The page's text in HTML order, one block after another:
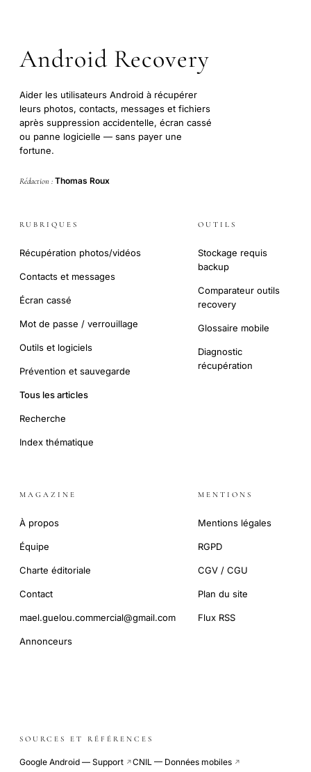
Android Recovery
Aider les utilisateurs Android à récupérer
leurs photos, contacts, messages et fichiers
après suppression accidentelle, écran cassé
ou panne logicielle — sans payer une
fortune.
Rédaction : Thomas Roux
RUBRIQUES
Récupération photos/vidéos
Contacts et messages
Écran cassé
Mot de passe / verrouillage
Outils et logiciels
Prévention et sauvegarde
Tous les articles
Recherche
Index thématique
OUTILS
Stockage requis
backup
Comparateur outils
recovery
Glossaire mobile
Diagnostic
récupération
MAGAZINE
À propos
Équipe
Charte éditoriale
Contact
mael.guelou.commercial@gmail.com
Annonceurs
MENTIONS
Mentions légales
RGPD
CGV / CGU
Plan du site
Flux RSS
SOURCES ET RÉFÉRENCES
Google Android — Support ↗CNIL — Données mobiles ↗